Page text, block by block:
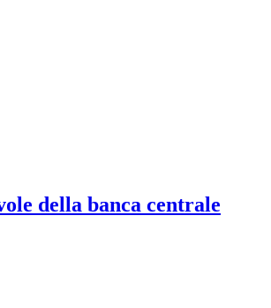
della banca centrale